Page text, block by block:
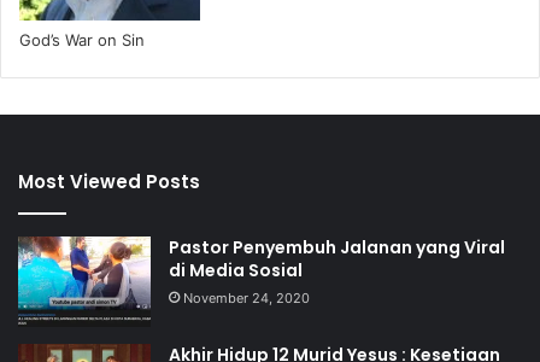
God’s War on Sin
Most Viewed Posts
Pastor Penyembuh Jalanan yang Viral
di Media Sosial
November 24, 2020
Akhir Hidup 12 Murid Yesus : Kesetiaan